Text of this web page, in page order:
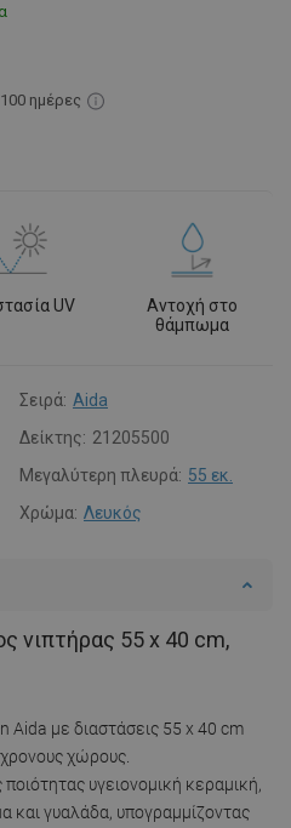
ημέρες
UV
Αντοχή στο
θάμπωμα
Σειρά: Aida
Δείκτης: 21205500
Μεγαλύτερη πλευρά: 55 εκ.
Χρώμα: Λευκός
νιπτήρας 55 x 40 cm,
Aida με διαστάσεις 55 x 40 cm
χώρους.
υγειονομική κεραμική,
γυαλάδα, υπογραμμίζοντας